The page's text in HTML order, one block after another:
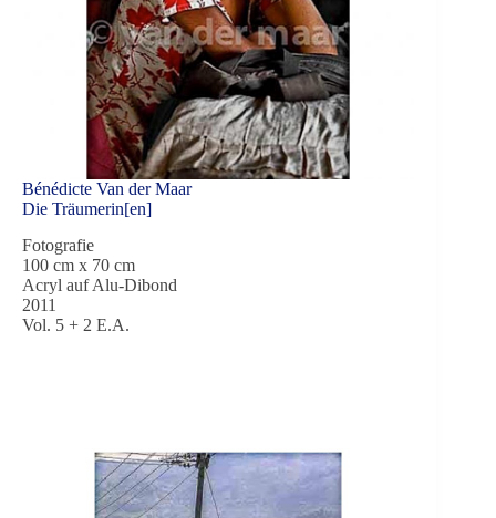
Bénédicte Van der Maar
Die Träumerin[en]
Fotografie
100 cm x 70 cm
Acryl auf Alu-Dibond
2011
Vol. 5 + 2 E.A.